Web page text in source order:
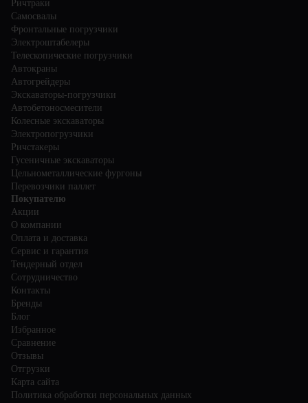
Ричтраки
Самосвалы
Фронтальные погрузчики
Электроштабелеры
Телескопические погрузчики
Автокраны
Автогрейдеры
Экскаваторы-погрузчики
Автобетоносмесители
Колесные экскаваторы
Электропогрузчики
Ричстакеры
Гусеничные экскаваторы
Цельнометаллические фургоны
Перевозчики паллет
Покупателю
Акции
О компании
Оплата и доставка
Сервис и гарантия
Тендерный отдел
Сотрудничество
Контакты
Бренды
Блог
Избранное
Сравнение
Отзывы
Отгрузки
Карта сайта
Политика обработки персональных данных